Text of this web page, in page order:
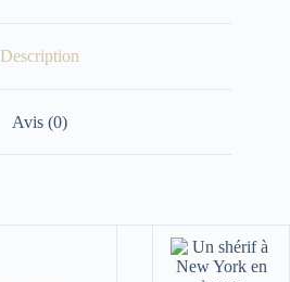
Description
Avis (0)